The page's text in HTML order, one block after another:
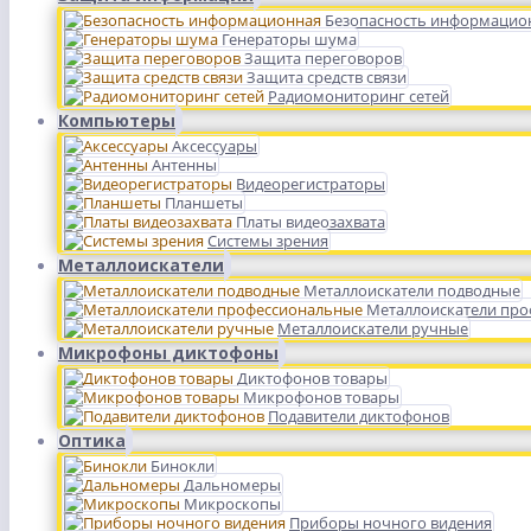
Безопасность
Генераторы шума
Защита переговоров
Защита средств связи
Радиомониторинг сетей
Компьютеры
Аксессуары
Антенны
Видеорегистраторы
Планшеты
Платы видеозахвата
Системы зрения
Металлоискатели
Металлоискатели подводные
Металлоискатели
Металлоискатели ручные
Микрофоны диктофоны
Диктофонов товары
Микрофонов товары
Подавители диктофонов
Оптика
Бинокли
Дальномеры
Микроскопы
Приборы ночного видения